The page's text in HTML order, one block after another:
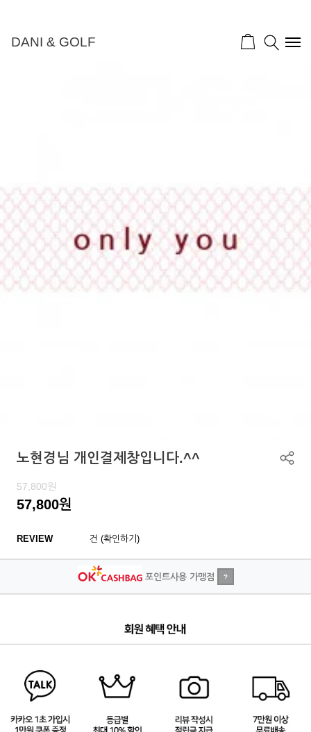
DANI & GOLF
노현경님 개인결제창입니다.^^
57,800원
57,800원
REVIEW 건 (확인하기)
포인트사용 가맹점 ?